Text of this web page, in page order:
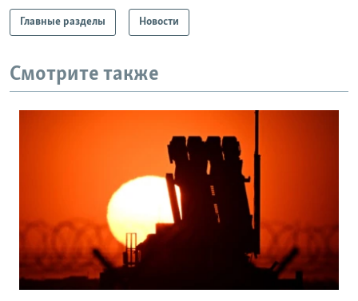
Главные разделы Новости
Смотрите также